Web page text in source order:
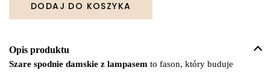
DODAJ DO KOSZYKA
Opis produktu
Szare spodnie damskie z lampasem to fason, który buduje